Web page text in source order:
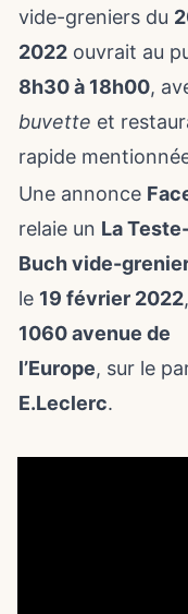
vide-greniers du
2022 ouvrait au
8h30 à 18h00,
buvette et
rapide
Une annonce
relaie un La
Buch vide-
le 19 février 2022
1060 avenue de
l’Europe, sur le
E.Leclerc.